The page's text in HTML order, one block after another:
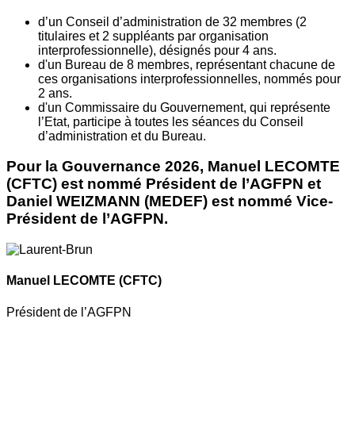
d’un Conseil d’administration de 32 membres (2
titulaires et 2 suppléants par organisation
interprofessionnelle), désignés pour 4 ans.
d'un Bureau de 8 membres, représentant chacune de
ces organisations interprofessionnelles, nommés pour
2 ans.
d'un Commissaire du Gouvernement, qui représente
l’Etat, participe à toutes les séances du Conseil
d’administration et du Bureau.
Pour la Gouvernance 2026, Manuel LECOMTE
(CFTC) est nommé Président de l’AGFPN et
Daniel WEIZMANN (MEDEF) est nommé Vice-
Président de l’AGFPN.
Manuel LECOMTE (CFTC)
Président de l’AGFPN